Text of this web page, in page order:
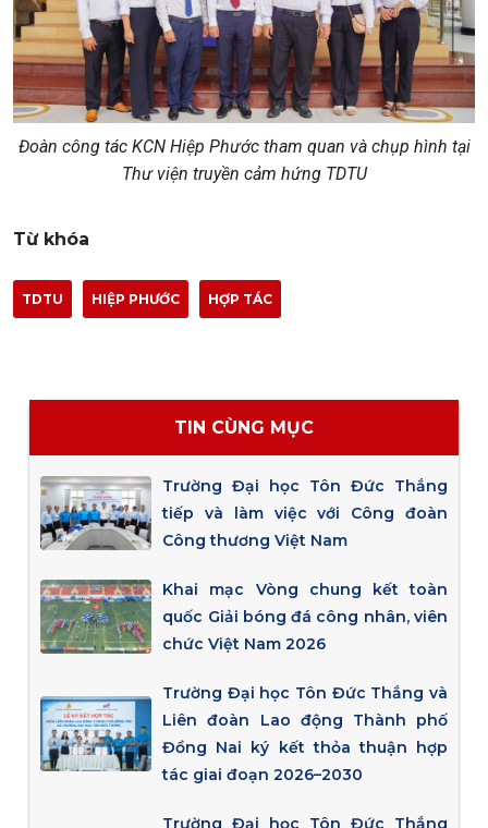
Đoàn công tác KCN Hiệp Phước tham quan và chụp hình tại
Thư viện truyền cảm hứng TDTU
Từ khóa
TDTU HIỆP PHƯỚC HỢP TÁC
TIN CÙNG MỤC
Trường Đại học Tôn Đức Thắng
tiếp và làm việc với Công đoàn
Công thương Việt Nam
Khai mạc Vòng chung kết toàn
quốc Giải bóng đá công nhân, viên
chức Việt Nam 2026
Trường Đại học Tôn Đức Thắng và
Liên đoàn Lao động Thành phố
Đồng Nai ký kết thỏa thuận hợp
tác giai đoạn 2026–2030
Trường Đại học Tôn Đức Thắng